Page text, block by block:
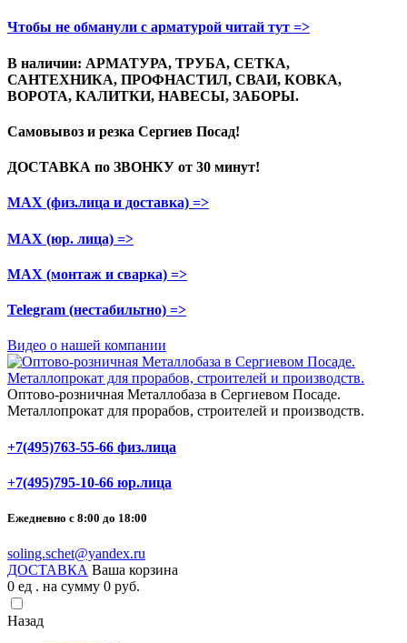
Чтобы не обманули с арматурой читай тут =>
В наличии: АРМАТУРА, ТРУБА, СЕТКА,
САНТЕХНИКА, ПРОФНАСТИЛ, СВАИ, КОВКА,
ВОРОТА, КАЛИТКИ, НАВЕСЫ, ЗАБОРЫ.
Самовывоз и резка Сергиев Посад!
ДОСТАВКА по ЗВОНКУ от 30 минут!
МАХ (физ.лица и доставка) =>
МАХ (юр. лица) =>
МАХ (монтаж и сварка) =>
Telegram (нестабильтно) =>
Видео о нашей компании
Оптово-розничная Металлобаза в Сергиевом Посаде.
Металлопрокат для прорабов, строителей и производств.
+7(495)763-55-66 физ.лица
+7(495)795-10-66 юр.лица
Ежедневно с 8:00 до 18:00
soling.schet@yandex.ru
ДОСТАВКА Ваша корзина
0 ед . на сумму 0 pуб.
Назад